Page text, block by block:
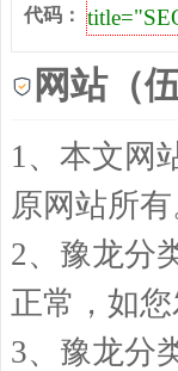
代码 ：
网站（
1、本文网
原网站所有
2、豫龙分
正常，如
3、豫龙分